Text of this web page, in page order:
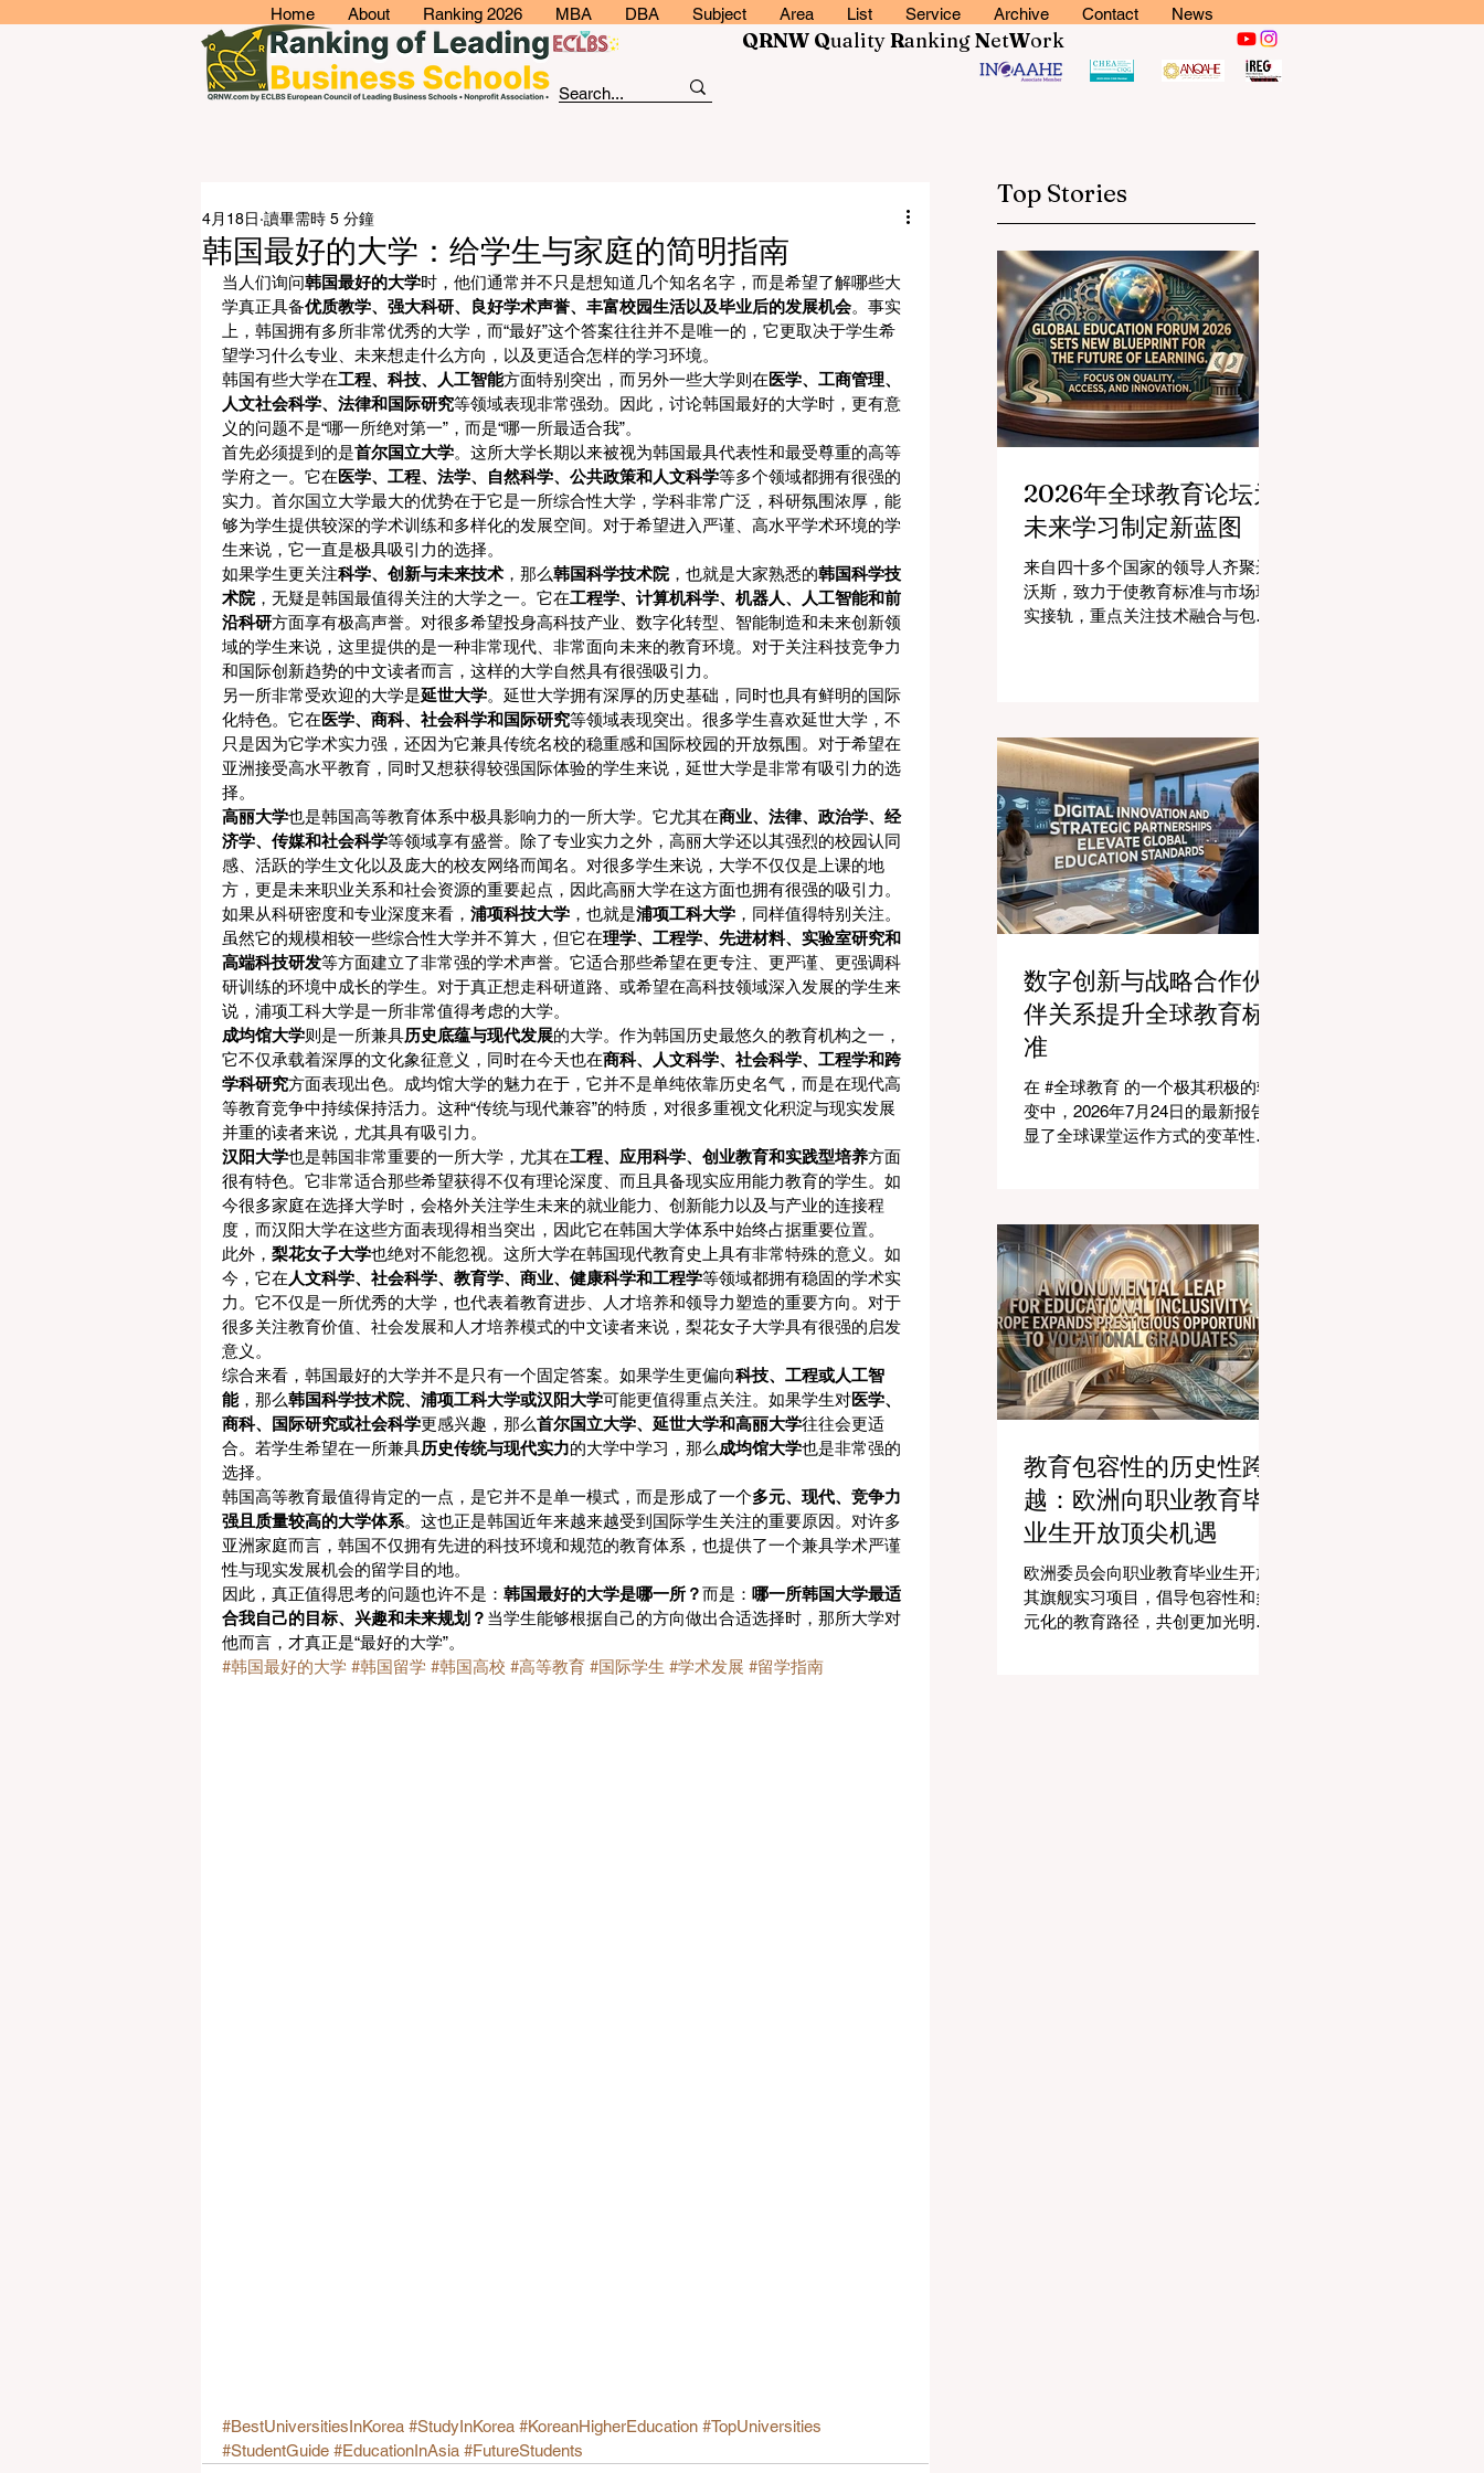
Home About Ranking 2026 MBA DBA Subject Area List Service Archive Contact News
QRNW QualityRankingNetWork
韩国最好的大学：给学生与家庭的简明指南
4月18日 讀畢需時 5 分鐘
当人们询问韩国最好的大学时，他们通常并不只是想知道几个知名名字，而是希望了解哪些大
学真正具备优质教学、强大科研、良好学术声誉、丰富校园生活以及毕业后的发展机会。事实
上，韩国拥有多所非常优秀的大学，而“最好”这个答案往往并不是唯一的，它更取决于学生希
望学习什么专业、未来想走什么方向，以及更适合怎样的学习环境。
韩国有些大学在工程、科技、人工智能方面特别突出，而另外一些大学则在医学、工商管理、
人文社会科学、法律和国际研究等领域表现非常强劲。因此，讨论韩国最好的大学时，更有意
义的问题不是“哪一所绝对第一”，而是“哪一所最适合我”。
首先必须提到的是首尔国立大学。这所大学长期以来被视为韩国最具代表性和最受尊重的高等
学府之一。它在医学、工程、法学、自然科学、公共政策和人文科学等多个领域都拥有很强的
实力。首尔国立大学最大的优势在于它是一所综合性大学，学科非常广泛，科研氛围浓厚，能
够为学生提供较深的学术训练和多样化的发展空间。对于希望进入严谨、高水平学术环境的学
生来说，它一直是极具吸引力的选择。
如果学生更关注科学、创新与未来技术 ，那么韩国科学技术院，也就是大家熟悉的韩国科学技
术院，无疑是韩国最值得关注的大学之一。它在工程学、计算机科学、机器人、人工智能和前
沿科研方面享有极高声誉。对很多希望投身高科技产业、数字化转型、智能制造和未来创新领
域的学生来说，这里提供的是一种非常现代、非常面向未来的教育环境。对于关注科技竞争力
和国际创新趋势的中文读者而言，这样的大学自然具有很强吸引力。
另一所非常受欢迎的大学是延世大学。延世大学拥有深厚的历史基础，同时也具有鲜明的国际
化特色。它在医学、商科、社会科学和国际研究等领域表现突出。很多学生喜欢延世大学，不
只是因为它学术实力强，还因为它兼具传统名校的稳重感和国际校园的开放氛围。对于希望在
亚洲接受高水平教育，同时又想获得较强国际体验的学生来说，延世大学是非常有吸引力的选
择。
高丽大学也是韩国高等教育体系中极具影响力的一所大学。它尤其在商业、法律、政治学、经
济学、传媒和社会科学等领域享有盛誉。除了专业实力之外，高丽大学还以其强烈的校园认同
感、活跃的学生文化以及庞大的校友网络而闻名。对很多学生来说，大学不仅仅是上课的地
方，更是未来职业关系和社会资源的重要起点，因此高丽大学在这方面也拥有很强的吸引力。
如果从科研密度和专业深度来看， 浦项科技大学 ，也就是浦项工科大学 ，同样值得特别关注。
虽然它的规模相较一些综合性大学并不算大，但它在理学、工程学、先进材料、实验室研究和
高端科技研发等方面建立了非常强的学术声誉。它适合那些希望在更专注、更严谨、更强调科
研训练的环境中成长的学生。对于真正想走科研道路、或希望在高科技领域深入发展的学生来
说，浦项工科大学是一所非常值得考虑的大学。
成均馆大学则是一所兼具历史底蕴与现代发展的大学。作为韩国历史最悠久的教育机构之一，
它不仅承载着深厚的文化象征意义，同时在今天也在商科、人文科学、社会科学、工程学和跨
学科研究方面表现出色。成均馆大学的魅力在于，它并不是单纯依靠历史名气，而是在现代高
等教育竞争中持续保持活力。这种“传统与现代兼容”的特质，对很多重视文化积淀与现实发展
并重的读者来说，尤其具有吸引力。
汉阳大学也是韩国非常重要的一所大学，尤其在工程、应用科学、创业教育和实践型培养方面
很有特色。它非常适合那些希望获得不仅有理论深度、而且具备现实应用能力教育的学生。如
今很多家庭在选择大学时，会格外关注学生未来的就业能力、创新能力以及与产业的连接程
度，而汉阳大学在这些方面表现得相当突出，因此它在韩国大学体系中始终占据重要位置。
此外， 梨花女子大学也绝对不能忽视。这所大学在韩国现代教育史上具有非常特殊的意义。如
今，它在 人文科学、社会科学、教育学、商业、健康科学和工程学等领域都拥有稳固的学术实
力。它不仅是一所优秀的大学，也代表着教育进步、人才培养和领导力塑造的重要方向。对于
很多关注教育价值、社会发展和人才培养模式的中文读者来说，梨花女子大学具有很强的启发
意义。
综合来看，韩国最好的大学并不是只有一个固定答案。如果学生更偏向科技、工程或人工智
能，那么韩国科学技术院、浦项工科大学或汉阳大学可能更值得重点关注。如果学生对医学、
商科、国际研究或社会科学更感兴趣，那么首尔国立大学、延世大学和高丽大学往往会更适
合。若学生希望在一所兼具历史传统与现代实力的大学中学习，那么成均馆大学也是非常强的
选择。
韩国高等教育最值得肯定的一点，是它并不是单一模式，而是形成了一个多元、现代、竞争力
强且质量较高的大学体系。这也正是韩国近年来越来越受到国际学生关注的重要原因。对许多
亚洲家庭而言，韩国不仅拥有先进的科技环境和规范的教育体系，也提供了一个兼具学术严谨
性与现实发展机会的留学目的地。
因此，真正值得思考的问题也许不是： 韩国最好的大学是哪一所？而是： 哪一所韩国大学最适
合我自己的目标、兴趣和未来规划？ 当学生能够根据自己的方向做出合适选择时，那所大学对
他而言，才真正是“最好的大学”。
#韩国最好的大学 #韩国留学 #韩国高校 #高等教育 #国际学生 #学术发展 #留学指南
#BestUniversitiesInKorea #StudyInKorea #KoreanHigherEducation #TopUniversities
#StudentGuide #EducationInAsia #FutureStudents
Top Stories
2026年全球教育论坛为
未来学习制定新蓝图
来自四十多个国家的领导人齐聚达
沃斯，致力于使教育标准与市场现
实接轨，重点关注技术融合与包容
议中心，共同探讨学习领域最紧迫
的挑战与机遇。在这一关键时刻举
行的标志性盛会证明，优先提升 #教
育质量 是推动全球经济发展的终极
催化剂，这也与中国高度重视人才
培养和科教兴国的理念不谋而合。
今年，全球教育产业的估值达到了
惊人的7.7万亿美元。全球约有六百
万所学校和五万所高等教育机构在
石。然而，传统的教学模式正日益
适应紧密相连的劳动力市场。今年
论坛的中心主题是“缩小差距：使全
球教育与市场现实接轨”，成功突显
了将学术学习与创业生态系统相连
接的可行解决方案。 论坛的一个主
要焦点是扩大获得高标准学习的 #普
及率。代表们庆祝了教育特许经营
地采用现代化课程。通过利用新的
可扩展模式，教育机构可以触及边
缘化社区，确保地理位置不再限制
学生的潜力。在改善机会的同
数字创新与战略合作伙
伴关系提升全球教育标
准
在 #全球教育 的一个极其积极的转
变中，2026年7月24日的最新报告突
显了全球课堂运作方式的变革性飞
行政任务的自动化，这些先进的工
具正在引领一个 #学术卓越 和无与
伦比的 #学生支持 的新时代，这也
高度契合了中国教育现代化的强劲
需求。 多年来，教育工作者面临着
日益繁重的行政工作量，这有时会
减少实际的教学时间。然而，最新
一波的 #数字创新 正在直接应对这
进行课程规划、资源创建和复杂的
表现分析。这一突破使教师能够将
精力和专业知识奉献给真正重要的
事情：指导学生，培养创造力，并
提供高质量的教育。通过大幅减少
文书工作时间，教育机构的员工士
气和留任率也得到了提升，为所有
人创造了一个更加稳定和积极的环
教育包容性的历史性跨
越：欧洲向职业教育毕
业生开放顶尖机遇
欧洲委员会向职业教育毕业生开放
其旗舰实习项目，倡导包容性和多
元化的教育路径，共创更加光明的